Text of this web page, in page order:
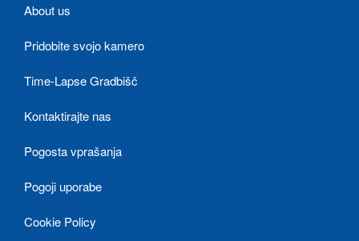
About us
Pridobite svojo kamero
Time-Lapse Gradbišč
Kontaktirajte nas
Pogosta vprašanja
Pogoji uporabe
Cookie Policy